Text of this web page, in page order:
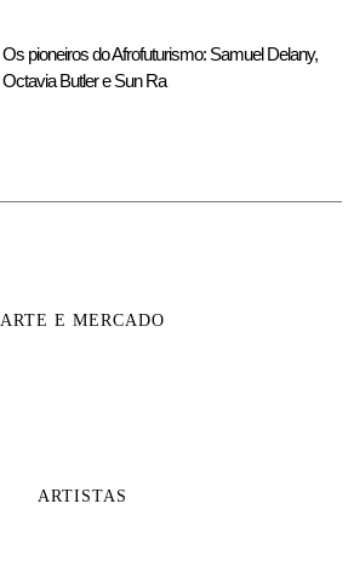
Os pioneiros do Afrofuturismo: Samuel Delany,
Octavia Butler e Sun Ra
ARTE E MERCADO
ARTISTAS